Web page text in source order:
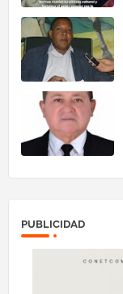
PUBLICIDAD